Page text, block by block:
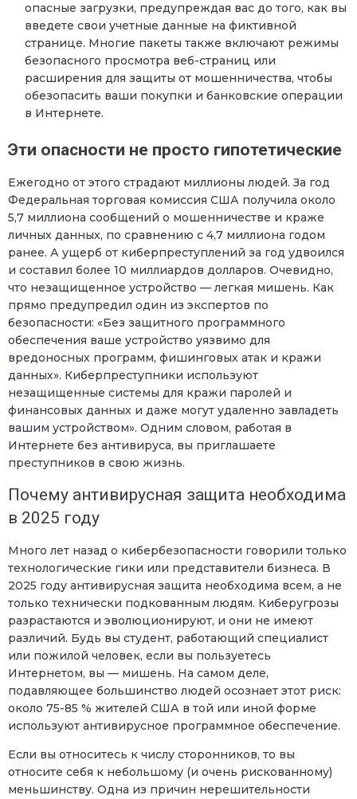
опасные загрузки, предупреждая вас до того, как вы
введете свои учетные данные на фиктивной
странице. Многие пакеты также включают режимы
безопасного просмотра веб-страниц или
расширения для защиты от мошенничества, чтобы
обезопасить ваши покупки и банковские операции
в Интернете.
Эти опасности не просто гипотетические
Ежегодно от этого страдают миллионы людей. За год
Федеральная торговая комиссия США получила около
5,7 миллиона сообщений о мошенничестве и краже
личных данных, по сравнению с 4,7 миллиона годом
ранее. А ущерб от киберпреступлений за год удвоился
и составил более 10 миллиардов долларов. Очевидно,
что незащищенное устройство — легкая мишень. Как
прямо предупредил один из экспертов по
безопасности: «Без защитного программного
обеспечения ваше устройство уязвимо для
вредоносных программ, фишинговых атак и кражи
данных». Киберпреступники используют
незащищенные системы для кражи паролей и
финансовых данных и даже могут удаленно завладеть
вашим устройством». Одним словом, работая в
Интернете без антивируса, вы приглашаете
преступников в свою жизнь.
Почему антивирусная защита необходима
в 2025 году
Много лет назад о кибербезопасности говорили только
технологические гики или представители бизнеса. В
2025 году антивирусная защита необходима всем, а не
только технически подкованным людям. Киберугрозы
разрастаются и эволюционируют, и они не имеют
различий. Будь вы студент, работающий специалист
или пожилой человек, если вы пользуетесь
Интернетом, вы — мишень. На самом деле,
подавляющее большинство людей осознает этот риск:
около 75-85 % жителей США в той или иной форме
используют антивирусное программное обеспечение.
Если вы относитесь к числу сторонников, то вы
относите себя к небольшому (и очень рискованному)
меньшинству. Одна из причин нерешительности